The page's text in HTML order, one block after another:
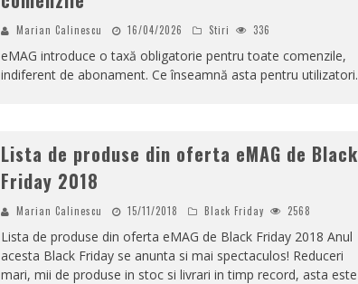
Marian Calinescu 16/04/2026 Stiri 336
eMAG introduce o taxă obligatorie pentru toate comenzile,
indiferent de abonament. Ce înseamnă asta pentru utilizatori.
Lista de produse din oferta eMAG de Black
Friday 2018
Marian Calinescu 15/11/2018 Black Friday 2568
Lista de produse din oferta eMAG de Black Friday 2018 Anul
acesta Black Friday se anunta si mai spectaculos! Reduceri
mari, mii de produse in stoc si livrari in timp record, asta este